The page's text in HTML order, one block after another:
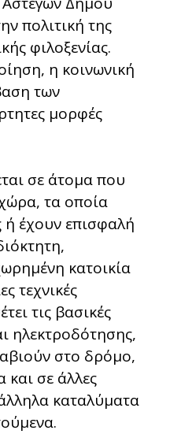
πολιτική της
φιλοξενίας.
η κοινωνική
των
μορφές
σε άτομα που
τα οποία
έχουν επισφαλή
κατοικία
τεχνικές
τις βασικές
ηλεκτροδότησης,
στο δρόμο,
και σε άλλες
καταλύματα